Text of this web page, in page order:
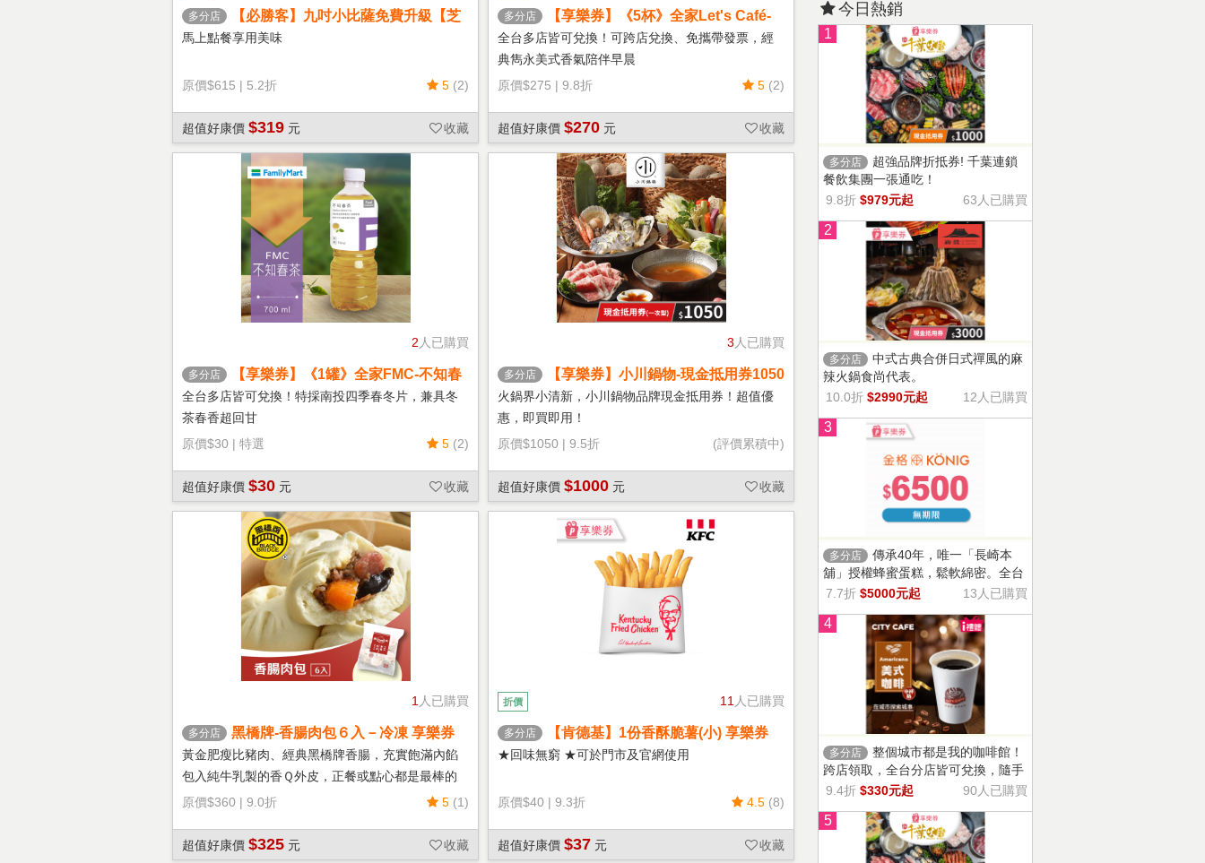
多分店
【必勝客】九吋小比薩免費升級【芝
心餅皮】享樂券
馬上點餐享用美味
原價$615 | 5.2折 5 (2)
超值好康價 $319 元 收藏
多分店
【享樂券】《5杯》全家Let's Café-
熱特濃美式(大杯)
全台多店皆可兌換！可跨店兌換、免攜帶發票，經
典雋永美式香氣陪伴早晨
原價$275 | 9.8折 5 (2)
超值好康價 $270 元 收藏
2 人已購買
多分店
【享樂券】《1罐》全家FMC-不知春
茶
全台多店皆可兌換！特採南投四季春冬片，兼具冬
茶春香超回甘
原價$30 | 特選 5 (2)
超值好康價 $30 元 收藏
3 人已購買
多分店
【享樂券】小川鍋物-現金抵用券1050
元(一次型)
火鍋界小清新，小川鍋物品牌現金抵用券！超值優
惠，即買即用！
原價$1050 | 9.5折 (評價累積中)
超值好康價 $1000 元 收藏
1 人已購買
多分店 黑橋牌-香腸肉包６入－冷凍 享樂券
黃金肥瘦比豬肉、經典黑橋牌香腸，充實飽滿內餡
包入純牛乳製的香Ｑ外皮，正餐或點心都是最棒的
選擇！
原價$360 | 9.0折 5 (1)
超值好康價 $325 元 收藏
11 人已購買
折價
多分店 【肯德基】1份香酥脆薯(小) 享樂券
★回味無窮 ★可於門市及官網使用
原價$40 | 9.3折 4.5 (8)
超值好康價 $37 元 收藏
今日熱銷
1
多分店
超強品牌折抵券! 千葉連鎖
餐飲集團一張通吃！
9.8折 $979元起 63人已購買
2
多分店
中式古典合併日式禪風的麻
辣火鍋食尚代表。
10.0折 $2990元起 12人已購買
3
多分店
傳承40年，唯一「長崎本
舖」授權蜂蜜蛋糕，鬆軟綿密。全台
13家門市適用，自選商品，幸福烘焙
7.7折 $5000元起 13人已購買
4
多分店
整個城市都是我的咖啡館！
跨店領取，全台分店皆可兌換，隨手
一杯濃郁香醇，調和酸味，清新果香
9.4折 $330元起 90人已購買
5